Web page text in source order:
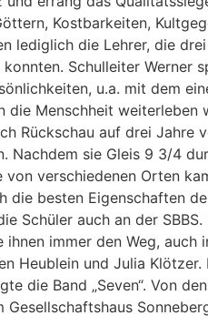
Kostbarkeiten,
lediglich die Lehrer, die
Schulleiter Werner
u.a. mit dem
Menschheit weiterleben
Rückschau auf drei Jahre
Nachdem sie Gleis 9 3/4
verschiedenen Orten
die besten Eigenschaften
Schüler auch an der SBBS.
immer den Weg, auch
Heublein und Julia Klötzer.
die Band „Seven“. Von